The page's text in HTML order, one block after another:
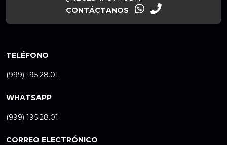
CONTÁCTANOS
TELÉFONO
(999) 195.28.01
WHATSAPP
(999) 195.28.01
CORREO ELECTRÓNICO